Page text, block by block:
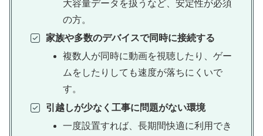
大容量データを扱うなど、安定性が必須
の方。
家族や多数のデバイスで同時に接続する
複数人が同時に動画を視聴したり、ゲー
ムをしたりしても速度が落ちにくいで
す。
引越しが少なく工事に問題がない環境
一度設置すれば、長期間快適に利用でき